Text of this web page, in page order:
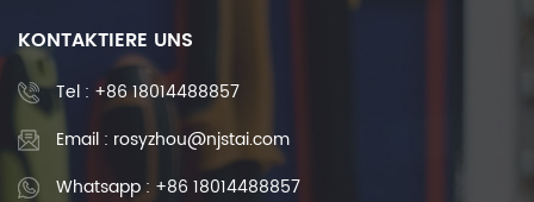
KONTAKTIERE UNS
Tel : +86 18014488857
Email : rosyzhou@njstai.com
Whatsapp : +86 18014488857